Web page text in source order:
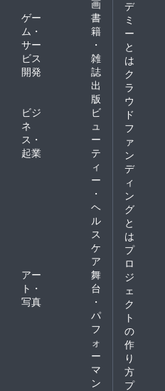
画
ゲー
ム・
サー
ビス
開発
書
籍
・
雑
誌
出
版
ビジ
ネ
ス・
起業
ビ
ュ
ー
テ
ィ
ー
・
ヘ
ル
ス
ケ
ア
アー
ト・
写真
舞
台
・
パ
フ
ォ
ー
マ
ン
デ
ミ
ー
と
は
ク
ラ
ウ
ド
フ
ァ
ン
デ
ィ
ン
グ
と
は
プ
ロ
ジ
ェ
ク
ト
の
作
り
方
プ